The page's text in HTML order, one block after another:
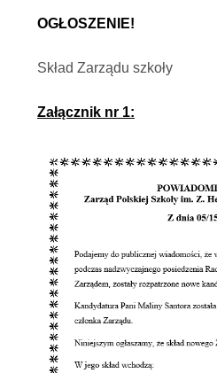
KLASA
KLASA IX A
KLASA XI A
POLISH AS A
OGŁOSZENIE!
Skład Zarządu szkoły
Załącznik nr 1: